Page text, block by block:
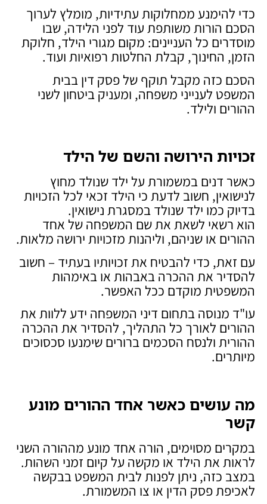
כדי להימנע ממחלוקות עתידיות, מומלץ לערוך
הסכם הורות משותפת עוד לפני הלידה, שבו
מוסדרים כל העניינים: מקום מגורי הילד, חלוקת
הזמן, החינוך, קבלת החלטות רפואיות ועוד.
הסכם כזה מקבל תוקף של פסק דין בבית
המשפט לענייני משפחה, ומעניק ביטחון לשני
ההורים ולילד.
זכויות הירושה והשם של הילד
כאשר דנים במשמורת על ילד שנולד מחוץ
לנישואין, חשוב לדעת כי הילד זכאי לכל הזכויות
בדיוק כמו ילד שנולד במסגרת נישואין.
הוא רשאי לשאת את שם המשפחה של אחד
ההורים או שניהם, וליהנות מזכויות ירושה מלאות.
עם זאת, כדי להבטיח את זכויותיו בעתיד – חשוב
להסדיר את ההכרה באבהות או באימהות
המשפטית מוקדם ככל האפשר.
עו"ד מנוסה בתחום דיני המשפחה ידע ללוות את
ההורים לאורך כל התהליך, להסדיר את ההכרה
ההורית ולנסח הסכמים ברורים שימנעו סכסוכים
מיותרים.
מה עושים כאשר אחד ההורים מונע
קשר
במקרים מסוימים, הורה אחד מונע מההורה השני
לראות את הילד או מקשה על קיום זמני השהות.
במצב כזה, ניתן לפנות לבית המשפט בבקשה
לאכיפת פסק הדין או צו המשמורת.